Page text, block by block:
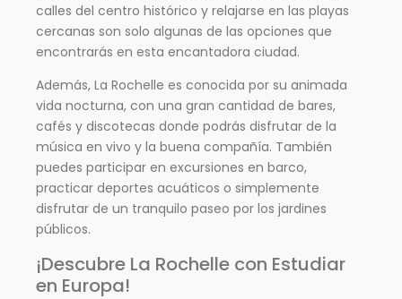
calles del centro histórico y relajarse en las playas
cercanas son solo algunas de las opciones que
encontrarás en esta encantadora ciudad.
Además, La Rochelle es conocida por su animada
vida nocturna, con una gran cantidad de bares,
cafés y discotecas donde podrás disfrutar de la
música en vivo y la buena compañía. También
puedes participar en excursiones en barco,
practicar deportes acuáticos o simplemente
disfrutar de un tranquilo paseo por los jardines
públicos.
¡Descubre La Rochelle con Estudiar
en Europa!